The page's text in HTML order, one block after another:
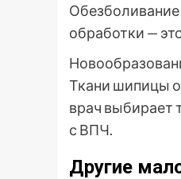
обработки —
Ткани шипицы
врач выбирает
с ВПЧ.
Другие